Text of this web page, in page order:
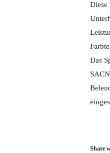
Diese
Das
Share